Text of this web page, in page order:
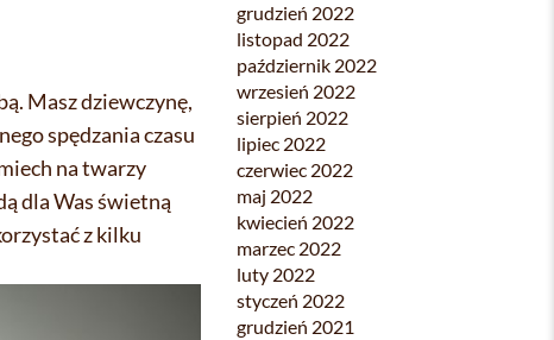
Masz dziewczynę,
spędzania czasu
na twarzy
dla Was świetną
z kilku
grudzień 2022
listopad 2022
październik 2022
wrzesień 2022
sierpień 2022
lipiec 2022
czerwiec 2022
maj 2022
kwiecień 2022
marzec 2022
luty 2022
styczeń 2022
grudzień 2021